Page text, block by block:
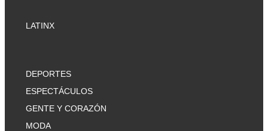
LATINX
DEPORTES
ESPECTÁCULOS
GENTE Y CORAZÓN
MODA